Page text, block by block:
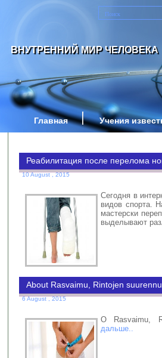
ВНУТРЕННИЙ МИР ЧЕЛОВЕКА
Главная Учения
Реабилитация после перелома
10 August , 2015
Сегодня в
видов спорта.
мастерски
выделывают
About Rasvaimu, Rintojen
6 August , 2015
О Rasvaimu,
дальше..